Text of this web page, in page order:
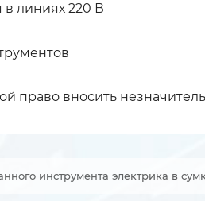
линиях 220 В
право вносить
инструмента электрика в